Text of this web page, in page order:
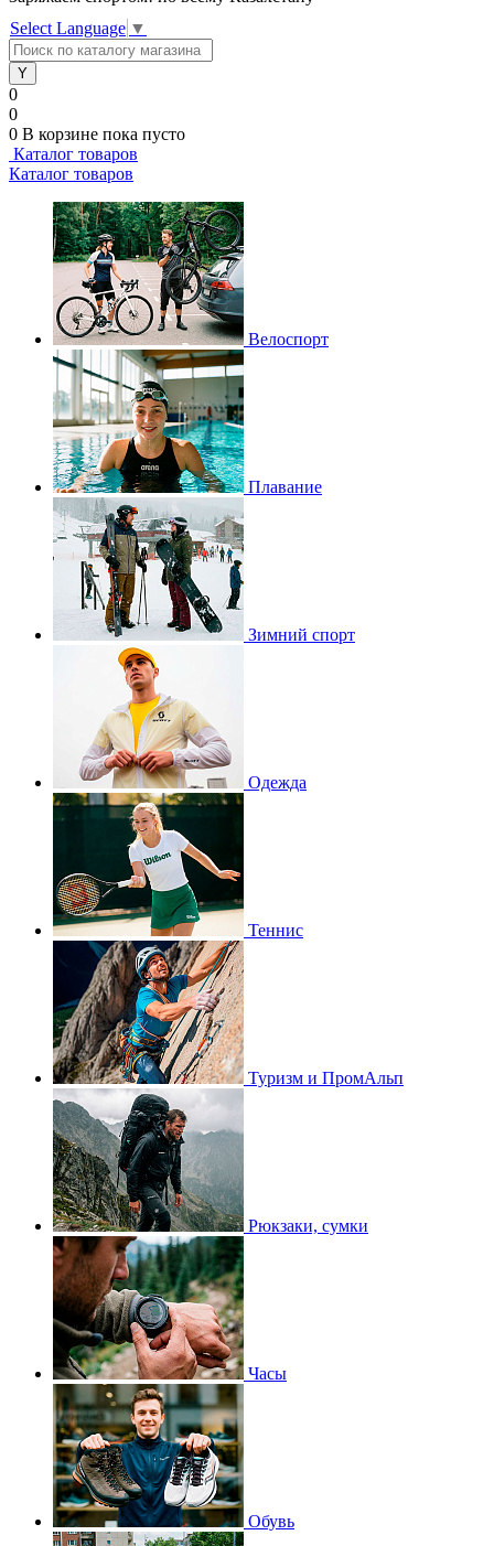
Select Language ▼
0
0
0 В корзине пока пусто
Каталог товаров
Каталог товаров
Велоспорт
Плавание
Зимний спорт
Одежда
Теннис
Туризм и ПромАльп
Рюкзаки, сумки
Часы
Обувь